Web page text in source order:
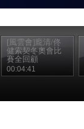
[風雲會]龐清/佟
健索契冬奧會比
賽全回顧
00:04:41